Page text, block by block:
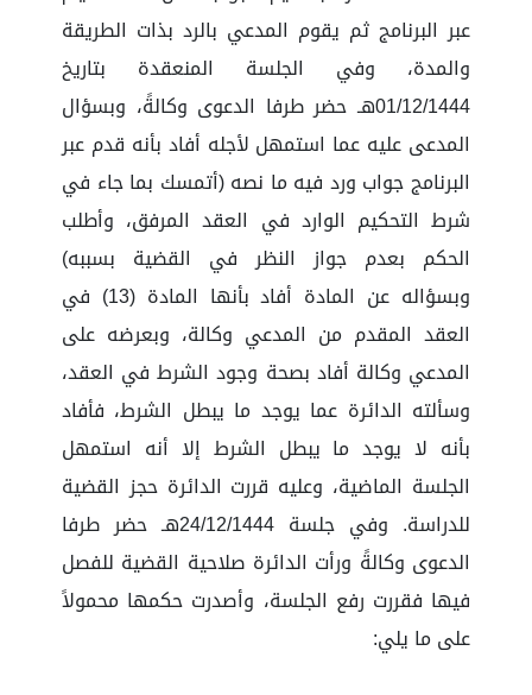
عبر البرنامج ثم يقوم المدعي بالرد بذات الطريقة
والمدة، وفي الجلسة المنعقدة بتاريخ
01/12/1444هـ حضر طرفا الدعوى وكالةً، وبسؤال
المدعى عليه عما استمهل لأجله أفاد بأنه قدم عبر
البرنامج جواب ورد فيه ما نصه (أتمسك بما جاء في
شرط التحكيم الوارد في العقد المرفق، وأطلب
الحكم بعدم جواز النظر في القضية بسببه)
وبسؤاله عن المادة أفاد بأنها المادة (13) في
العقد المقدم من المدعي وكالة، وبعرضه على
المدعي وكالة أفاد بصحة وجود الشرط في العقد،
وسألته الدائرة عما يوجد ما يبطل الشرط، فأفاد
بأنه لا يوجد ما يبطل الشرط إلا أنه استمهل
الجلسة الماضية، وعليه قررت الدائرة حجز القضية
للدراسة. وفي جلسة 24/12/1444هـ حضر طرفا
الدعوى وكالةً ورأت الدائرة صلاحية القضية للفصل
فيها فقررت رفع الجلسة، وأصدرت حكمها محمولاً
على ما يلي: